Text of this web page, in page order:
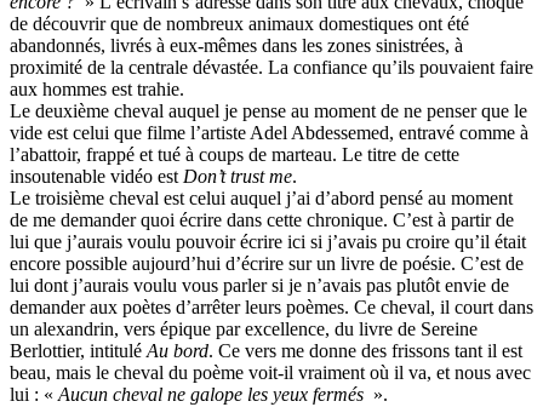
de découvrir que de nombreux animaux domestiques ont été
abandonnés, livrés à eux-mêmes dans les zones sinistrées, à
proximité de la centrale dévastée. La confiance qu’ils pouvaient faire
aux hommes est trahie.
Le deuxième cheval auquel je pense au moment de ne penser que le
vide est celui que filme l’artiste Adel Abdessemed, entravé comme à
l’abattoir, frappé et tué à coups de marteau. Le titre de cette
insoutenable vidéo estDon’t trust me.
Le troisième cheval est celui auquel j’ai d’abord pensé au moment
de me demander quoi écrire dans cette chronique. C’est à partir de
lui que j’aurais voulu pouvoir écrire ici si j’avais pu croire qu’il était
encore possible aujourd’hui d’écrire sur un livre de poésie. C’est de
lui dont j’aurais voulu vous parler si je n’avais pas plutôt envie de
demander aux poètes d’arrêter leurs poèmes. Ce cheval, il court dans
un alexandrin, vers épique par excellence, du livre de Sereine
Berlottier, intituléAu bord. Ce vers me donne des frissons tant il est
beau, mais le cheval du poème voit-il vraiment où il va, et nous avec
lui : «Aucun cheval ne galope les yeux fermés ».